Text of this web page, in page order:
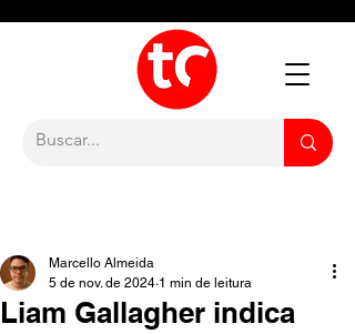
Liam Gallagher indica
Marcello Almeida
5 de nov. de 2024 1 min de leitura